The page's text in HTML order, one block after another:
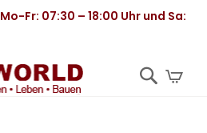
Mo-Fr: 07:30 – 18:00 Uhr und Sa: